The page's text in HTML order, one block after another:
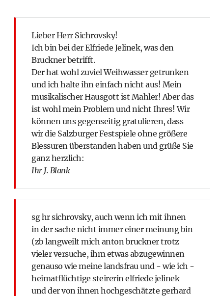
Lieber Herr Sichrovsky!
Ich bin bei der Elfriede Jelinek, was den
Bruckner betrifft.
Der hat wohl zuviel Weihwasser getrunken
und ich halte ihn einfach nicht aus! Mein
musikalischer Hausgott ist Mahler! Aber das
ist wohl mein Problem und nicht Ihres! Wir
können uns gegenseitig gratulieren, dass
wir die Salzburger Festspiele ohne größere
Blessuren überstanden haben und grüße Sie
ganz herzlich:
Ihr J. Blank
sg hr sichrovsky, auch wenn ich mit ihnen
in der sache nicht immer einer meinung bin
(zb langweilt mich anton bruckner trotz
vieler versuche, ihm etwas abzugewinnen
genauso wie meine landsfrau und - wie ich -
heimatflüchtige steirerin elfriede jelinek
und der von ihnen hochgeschätzte gerhard